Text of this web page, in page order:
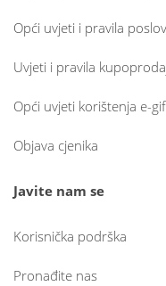
Opći uvjeti i pravila
Uvjeti i pravila
Opći uvjeti korištenja e-
Objava cjenika
Javite nam se
Korisnička podrška
Pronađite nas